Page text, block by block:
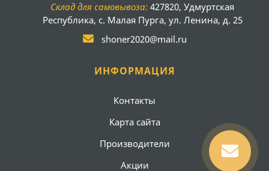
Склад для самовывоза: 427820, Удмуртская
Республика, с. Малая Пурга, ул. Ленина, д. 25
shoner2020@mail.ru
ИНФОРМАЦИЯ
Контакты
Карта сайта
Производители
Акции